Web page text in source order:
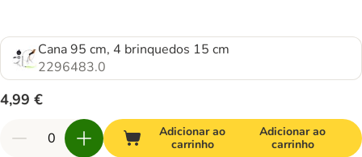
Cana 95 cm, 4 brinquedos 15 cm
2296483.0
4,99 €
Adicionar ao
carrinho
Adicionar ao
carrinho